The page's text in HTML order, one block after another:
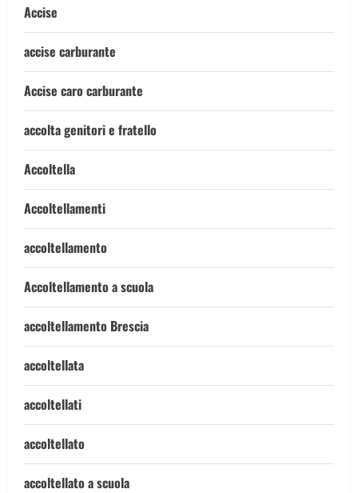
Accise
accise carburante
Accise caro carburante
accolta genitori e fratello
Accoltella
Accoltellamenti
accoltellamento
Accoltellamento a scuola
accoltellamento Brescia
accoltellata
accoltellati
accoltellato
accoltellato a scuola